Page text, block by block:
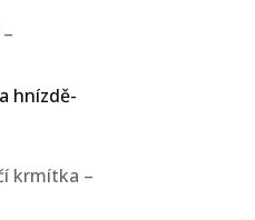
hnízdě-
krmítka –